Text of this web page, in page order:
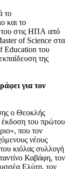
το
και το
του στις ΗΠΑ από
of Science στα
Education του
της
για τον
ο Θεοκλής
έκδοση του πρώτου
που τον
νέους
κιόλας συλλογή
Καβάφη, τον
Ελύτη, τον